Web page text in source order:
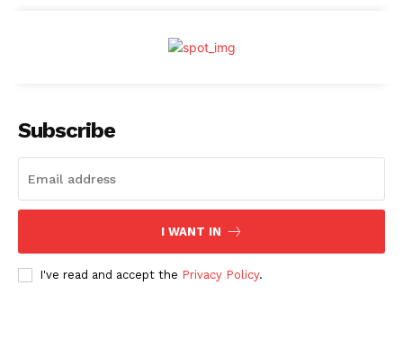
Subscribe
I WANT IN
I've read and accept the Privacy Policy.